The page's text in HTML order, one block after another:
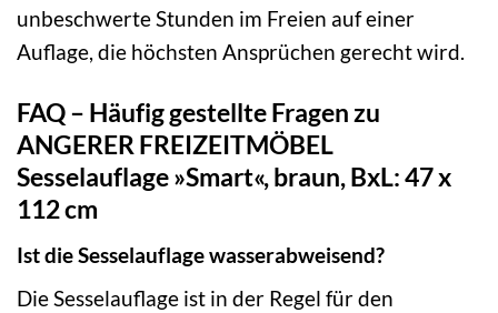
unbeschwerte Stunden im Freien auf einer
Auflage, die höchsten Ansprüchen gerecht wird.
FAQ – Häufig gestellte Fragen zu
ANGERER FREIZEITMÖBEL
Sesselauflage »Smart«, braun, BxL: 47 x
112 cm
Ist die Sesselauflage wasserabweisend?
Die Sesselauflage ist in der Regel für den